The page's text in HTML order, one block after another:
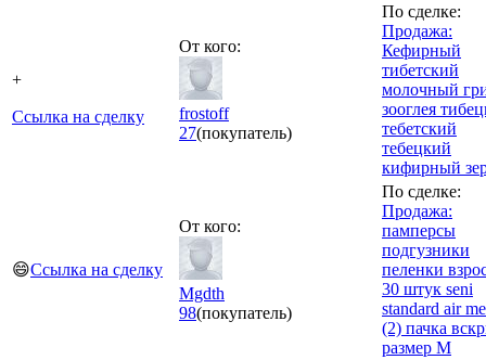
+
Ссылка на сделку
От кого:
frostoff
27(покупатель)
По сделке:
Продажа:
Кефирный
тибетский
молочный
зооглея
тебетский
тебецкий
кифирный
😄Ссылка на сделку
От кого:
Mgdth
98(покупатель)
По сделке:
Продажа:
памперсы
подгузники
пеленки
30 штук seni
standard air
(2) пачка
размер M